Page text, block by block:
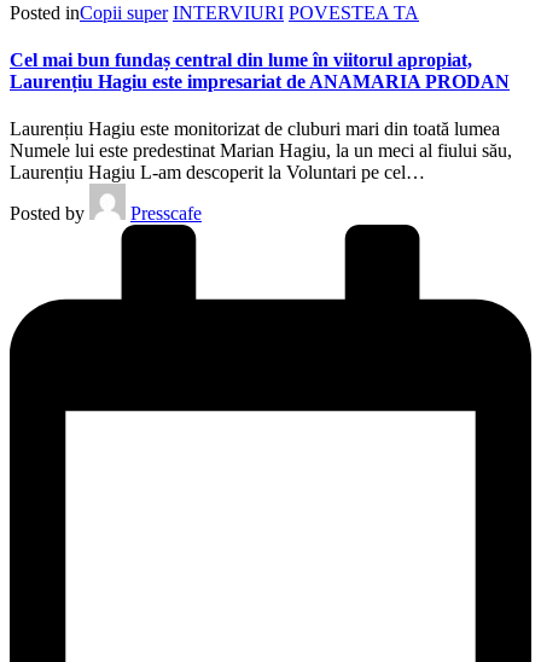
Posted inCopii super INTERVIURI POVESTEA TA
Cel mai bun fundaș central din lume în viitorul apropiat,
Laurențiu Hagiu este impresariat de ANAMARIA PRODAN
Laurențiu Hagiu este monitorizat de cluburi mari din toată lumea
Numele lui este predestinat Marian Hagiu, la un meci al fiului său,
Laurențiu Hagiu L-am descoperit la Voluntari pe cel…
Posted by
Presscafe